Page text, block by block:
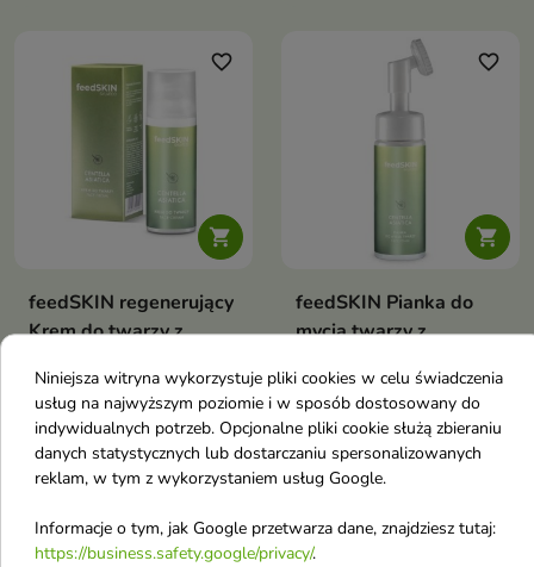

favorite_border
feedSKIN regenerujący
Krem do twarzy z
ml
Regenerujący krem z wąkrotą
azjatycką to odżywczy krem do
twarzy o lekkiej, szybko
wchłaniającej się formule, który
regenerację skóry oraz wzmacnia
jej barierę ochronną
39,02 zł

favorite_border
feedSKIN Pianka do
mycia twarzy z
150 ml
Pianka do mycia twarzy z
wąkrotą azjatycką to delikatna, a
jednocześnie skuteczna pianka
oczyszczająca, która usuwa
sebum, jednocześnie łagodząc
skórę i wspierając jej regenerację
32,52 zł
favorite_border Obecnie brak na stanie
Niniejsza witryna wykorzystuje pliki cookies w celu świadczenia
usług na najwyższym poziomie i w sposób dostosowany do
indywidualnych potrzeb. Opcjonalne pliki cookie służą zbieraniu
danych statystycznych lub dostarczaniu spersonalizowanych
reklam, w tym z wykorzystaniem usług Google.
Informacje o tym, jak Google przetwarza dane, znajdziesz tutaj:
https://business.safety.google/privacy/.